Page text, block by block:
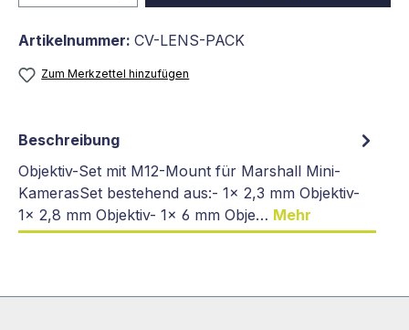
Artikelnummer: CV-LENS-PACK
Zum Merkzettel hinzufügen
Beschreibung
Objektiv-Set mit M12-Mount für Marshall Mini-
KamerasSet bestehend aus:- 1x 2,3 mm Objektiv-
1x 2,8 mm Objektiv- 1x 6 mm Obje… Mehr